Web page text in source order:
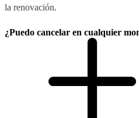
la renovación.
¿Puedo cancelar en cualquier